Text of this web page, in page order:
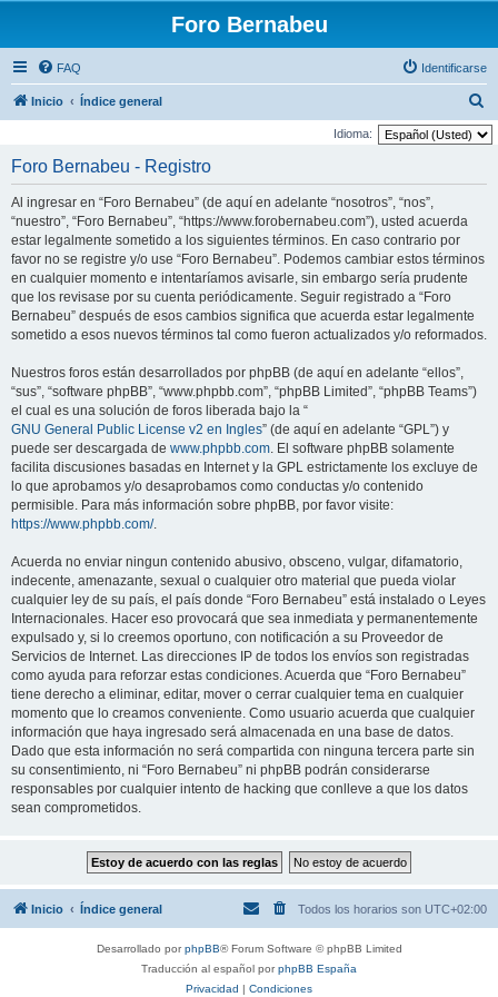
Foro Bernabeu
FAQ Identificarse
Inicio Índice general
u
Idioma:
Foro Bernabeu - Registro
Al ingresar en “Foro Bernabeu” (de aquí en adelante “nosotros”, “nos”,
“nuestro”, “Foro Bernabeu”, “https://www.forobernabeu.com”), usted acuerda
estar legalmente sometido a los siguientes términos. En caso contrario por
favor no se registre y/o use “Foro Bernabeu”. Podemos cambiar estos términos
en cualquier momento e intentaríamos avisarle, sin embargo sería prudente
que los revisase por su cuenta periódicamente. Seguir registrado a “Foro
Bernabeu” después de esos cambios significa que acuerda estar legalmente
sometido a esos nuevos términos tal como fueron actualizados y/o reformados.
Nuestros foros están desarrollados por phpBB (de aquí en adelante “ellos”,
“sus”, “software phpBB”, “www.phpbb.com”, “phpBB Limited”, “phpBB Teams”)
el cual es una solución de foros liberada bajo la “
GNU General Public License v2 en Ingles” (de aquí en adelante “GPL”) y
puede ser descargada de www.phpbb.com. El software phpBB solamente
facilita discusiones basadas en Internet y la GPL estrictamente los excluye de
lo que aprobamos y/o desaprobamos como conductas y/o contenido
permisible. Para más información sobre phpBB, por favor visite:
https://www.phpbb.com/.
Acuerda no enviar ningun contenido abusivo, obsceno, vulgar, difamatorio,
indecente, amenazante, sexual o cualquier otro material que pueda violar
cualquier ley de su país, el país donde “Foro Bernabeu” está instalado o Leyes
Internacionales. Hacer eso provocará que sea inmediata y permanentemente
expulsado y, si lo creemos oportuno, con notificación a su Proveedor de
Servicios de Internet. Las direcciones IP de todos los envíos son registradas
como ayuda para reforzar estas condiciones. Acuerda que “Foro Bernabeu”
tiene derecho a eliminar, editar, mover o cerrar cualquier tema en cualquier
momento que lo creamos conveniente. Como usuario acuerda que cualquier
información que haya ingresado será almacenada en una base de datos.
Dado que esta información no será compartida con ninguna tercera parte sin
su consentimiento, ni “Foro Bernabeu” ni phpBB podrán considerarse
responsables por cualquier intento de hacking que conlleve a que los datos
sean comprometidos.
Inicio Índice general Todos los horarios son UTC+02:00
Desarrollado porphpBB® Forum Software © phpBB Limited
Traducción al español porphpBB España
Privacidad | Condiciones